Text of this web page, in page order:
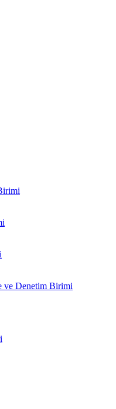
ve Denetim Birimi